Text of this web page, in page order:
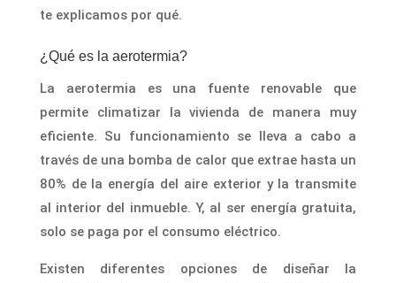
te explicamos por qué.
¿Qué es la aerotermia?
La aerotermia es una fuente renovable que
permite climatizar la vivienda de manera muy
eficiente. Su funcionamiento se lleva a cabo a
través de una bomba de calor que extrae hasta un
80% de la energía del aire exterior y la transmite
al interior del inmueble. Y, al ser energía gratuita,
solo se paga por el consumo eléctrico.
Existen diferentes opciones de diseñar la